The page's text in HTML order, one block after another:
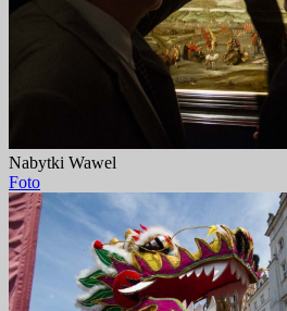
Nabytki Wawel
Foto